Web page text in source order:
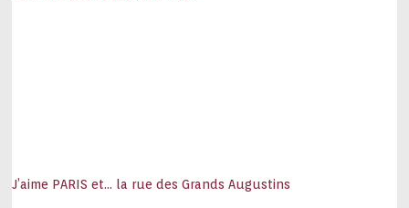
J’aime PARIS et… la rue des Grands Augustins